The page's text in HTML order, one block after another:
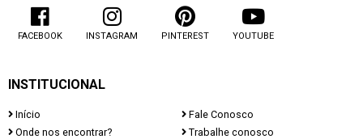
FACEBOOK INSTAGRAM PINTEREST YOUTUBE
INSTITUCIONAL
Início
Fale Conosco
Onde nos encontrar?
Trabalhe conosco